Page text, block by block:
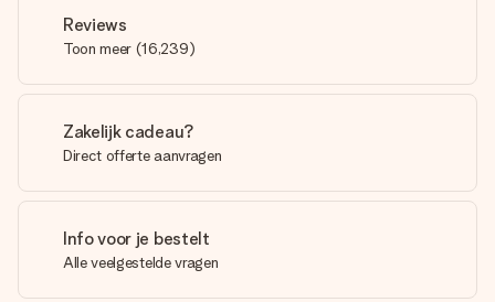
Reviews
Toon meer (16,239)
Zakelijk cadeau?
Direct offerte aanvragen
Info voor je bestelt
Alle veelgestelde vragen